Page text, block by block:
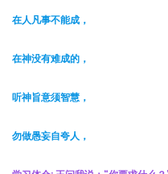
在人凡事不能成，
在神没有难成的，
听神旨意须智慧，
勿做愚妄自夸人，